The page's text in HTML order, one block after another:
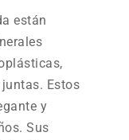
están
Estos
y
Sus